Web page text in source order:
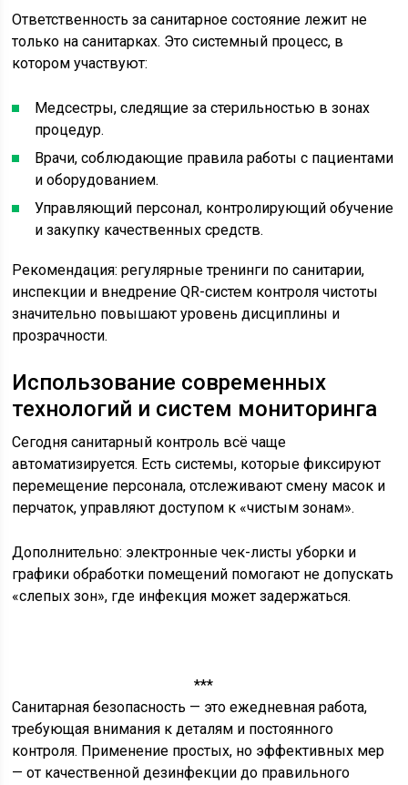
Ответственность за санитарное состояние лежит не
только на санитарках. Это системный процесс, в
котором участвуют:
Медсестры, следящие за стерильностью в зонах
процедур.
Врачи, соблюдающие правила работы с пациентами
и оборудованием.
Управляющий персонал, контролирующий обучение
и закупку качественных средств.
Рекомендация: регулярные тренинги по санитарии,
инспекции и внедрение QR-систем контроля чистоты
значительно повышают уровень дисциплины и
прозрачности.
Использование современных
технологий и систем мониторинга
Сегодня санитарный контроль всё чаще
автоматизируется. Есть системы, которые фиксируют
перемещение персонала, отслеживают смену масок и
перчаток, управляют доступом к «чистым зонам».
Дополнительно: электронные чек-листы уборки и
графики обработки помещений помогают не допускать
«слепых зон», где инфекция может задержаться.
***
Санитарная безопасность — это ежедневная работа,
требующая внимания к деталям и постоянного
контроля. Применение простых, но эффективных мер
— от качественной дезинфекции до правильного